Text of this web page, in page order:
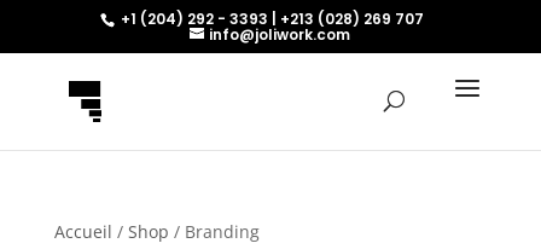
+1 (204) 292 - 3393 | +213 (028) 269 707
info@joliwork.com
Accueil / Shop / Branding